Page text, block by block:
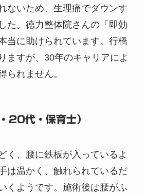
ないため、生理痛でダウンす
た。徳力整体院さんの「即効
当に助けられています。行橋
ますが、30年のキャリアによ
られません。
20代・保育士）
く、腰に鉄板が入っているよ
は温かく、触れられているだ
くようです。施術後は腰がふ